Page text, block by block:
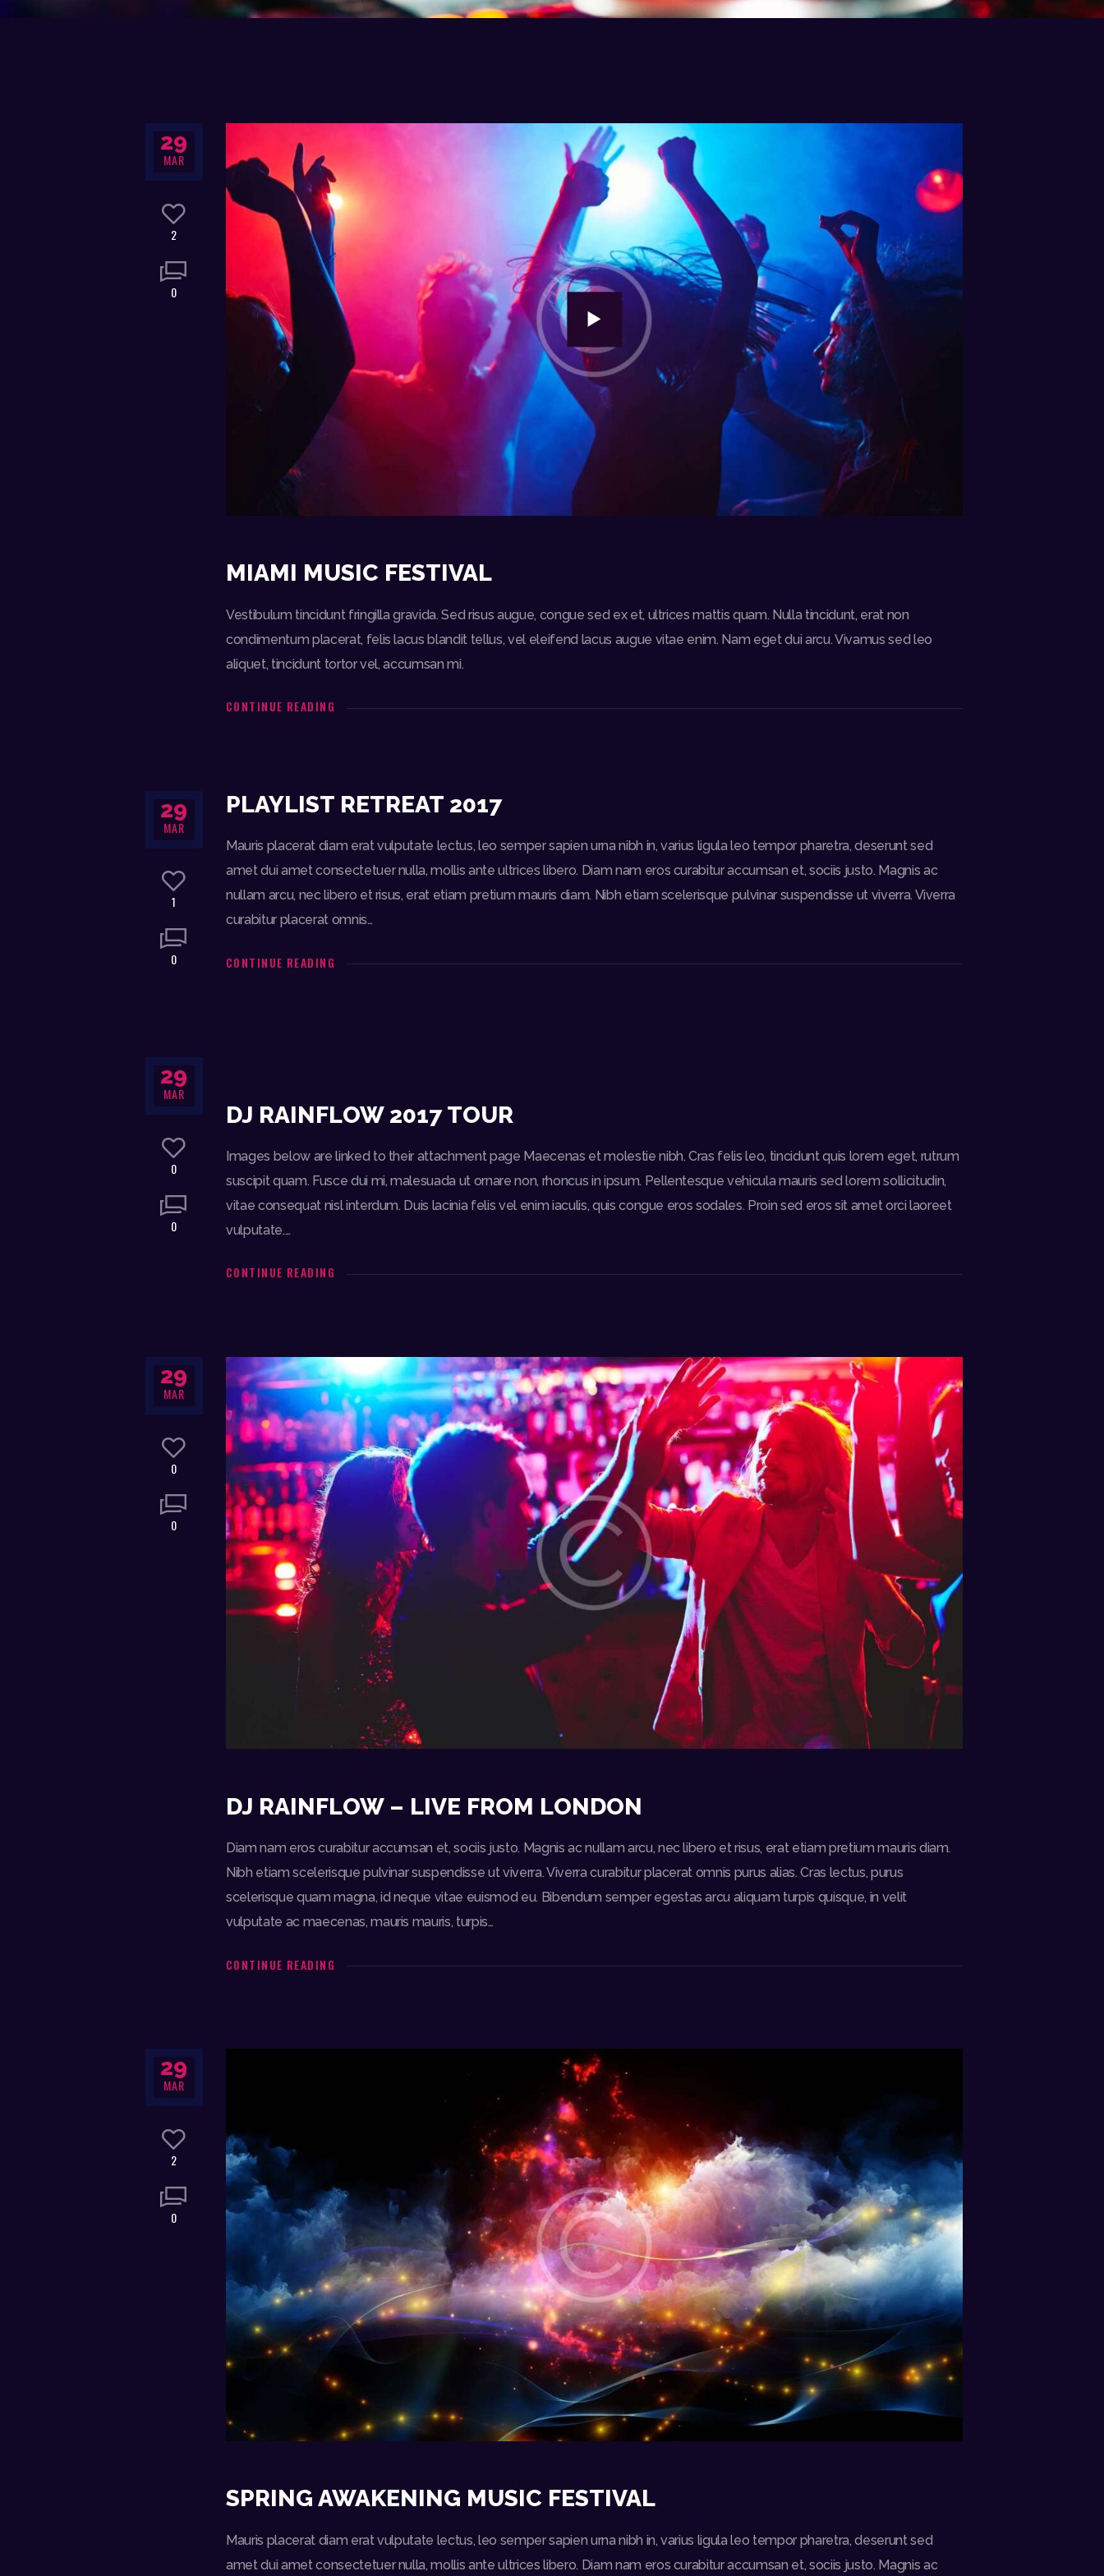
29
MAR
2
0
MIAMI MUSIC FESTIVAL
Vestibulum tincidunt fringilla gravida. Sed risus augue, congue sed ex et, ultrices mattis quam. Nulla tincidunt, erat non
condimentum placerat, felis lacus blandit tellus, vel eleifend lacus augue vitae enim. Nam eget dui arcu. Vivamus sed leo
aliquet, tincidunt tortor vel, accumsan mi.
CONTINUE READING
29
MAR
1
0
PLAYLIST RETREAT 2017
Mauris placerat diam erat vulputate lectus, leo semper sapien urna nibh in, varius ligula leo tempor pharetra, deserunt sed
amet dui amet consectetuer nulla, mollis ante ultrices libero. Diam nam eros curabitur accumsan et, sociis justo. Magnis ac
nullam arcu, nec libero et risus, erat etiam pretium mauris diam. Nibh etiam scelerisque pulvinar suspendisse ut viverra. Viverra
curabitur placerat omnis…
CONTINUE READING
29
MAR
0
0
DJ RAINFLOW 2017 TOUR
Images below are linked to their attachment page Maecenas et molestie nibh. Cras felis leo, tincidunt quis lorem eget, rutrum
suscipit quam. Fusce dui mi, malesuada ut ornare non, rhoncus in ipsum. Pellentesque vehicula mauris sed lorem sollicitudin,
vitae consequat nisl interdum. Duis lacinia felis vel enim iaculis, quis congue eros sodales. Proin sed eros sit amet orci laoreet
vulputate.…
CONTINUE READING
29
MAR
0
0
DJ RAINFLOW – LIVE FROM LONDON
Diam nam eros curabitur accumsan et, sociis justo. Magnis ac nullam arcu, nec libero et risus, erat etiam pretium mauris diam.
Nibh etiam scelerisque pulvinar suspendisse ut viverra. Viverra curabitur placerat omnis purus alias. Cras lectus, purus
scelerisque quam magna, id neque vitae euismod eu. Bibendum semper egestas arcu aliquam turpis quisque, in velit
vulputate ac maecenas, mauris mauris, turpis…
CONTINUE READING
29
MAR
2
0
SPRING AWAKENING MUSIC FESTIVAL
Mauris placerat diam erat vulputate lectus, leo semper sapien urna nibh in, varius ligula leo tempor pharetra, deserunt sed
amet dui amet consectetuer nulla, mollis ante ultrices libero. Diam nam eros curabitur accumsan et, sociis justo. Magnis ac